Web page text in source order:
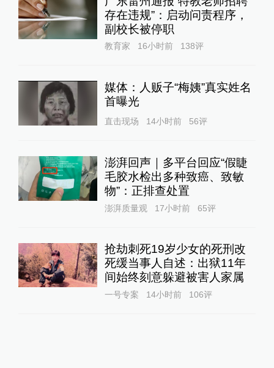
存在违规”：启动问责程序，
副校长被停职
教育家 16小时前 138评
媒体：人贩子“梅姨”真实姓名
首曝光
直击现场 14小时前 56评
澎湃回声｜多平台回应“假睫
毛胶水检出多种致癌、致敏
物”：正排查处置
澎湃质量观 17小时前 65评
抢劫刺死19岁少女的死刑改
死缓当事人自述：出狱11年
间始终刻意躲避被害人家属
一号专案 14小时前 106评